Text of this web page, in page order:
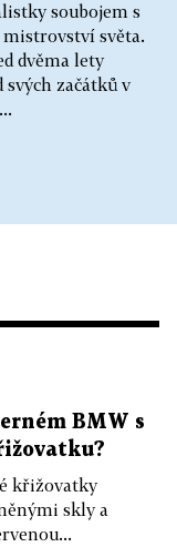
soubojem s
mistrovství světa.
dvěma lety
svých začátků v
BMW s
křižovatky
skly a